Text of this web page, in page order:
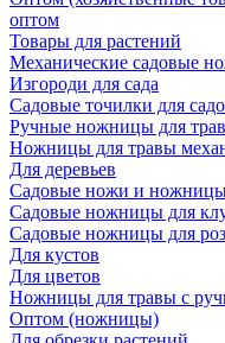
оптом
Товары для растений
Механические садовые
Изгороди для сада
Садовые точилки для
Ручные ножницы для
Ножницы для травы
Для деревьев
Садовые ножи и
Садовые ножницы для
Садовые ножницы для роз
Для кустов
Для цветов
Ножницы для травы с
Оптом (ножницы)